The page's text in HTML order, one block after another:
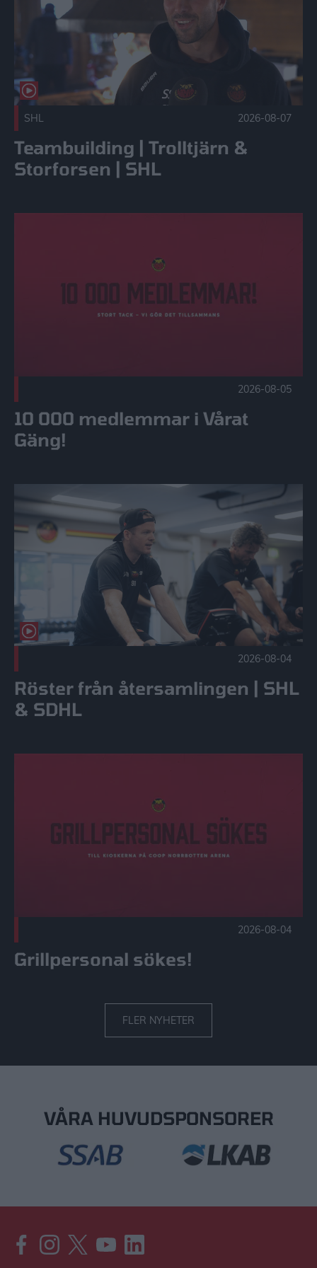
SHL 2026-08-07
Teambuilding | Trolltjärn &
Storforsen | SHL
2026-08-05
10 000 medlemmar i Vårat
Gäng!
Röster från återsamlingen | SHL & SDHL Publicerad 2026-
2026-08-04
Röster från återsamlingen | SHL
& SDHL
2026-08-04
Grillpersonal sökes!
FLER NYHETER
VÅRA HUVUDSPONSORER